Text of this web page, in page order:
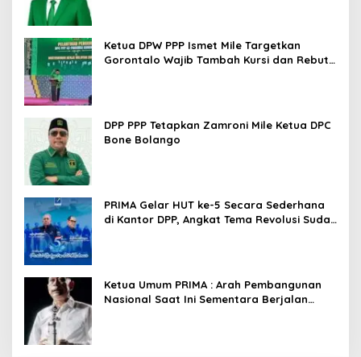
Ketua DPW PPP Ismet Mile Targetkan
Gorontalo Wajib Tambah Kursi dan Rebut
DPP PPP Tetapkan Zamroni Mile Ketua DPC
Bone Bolango
PRIMA Gelar HUT ke-5 Secara Sederhana
di Kantor DPP, Angkat Tema Revolusi Sudah
Ketua Umum PRIMA : Arah Pembangunan
Nasional Saat Ini Sementara Berjalan